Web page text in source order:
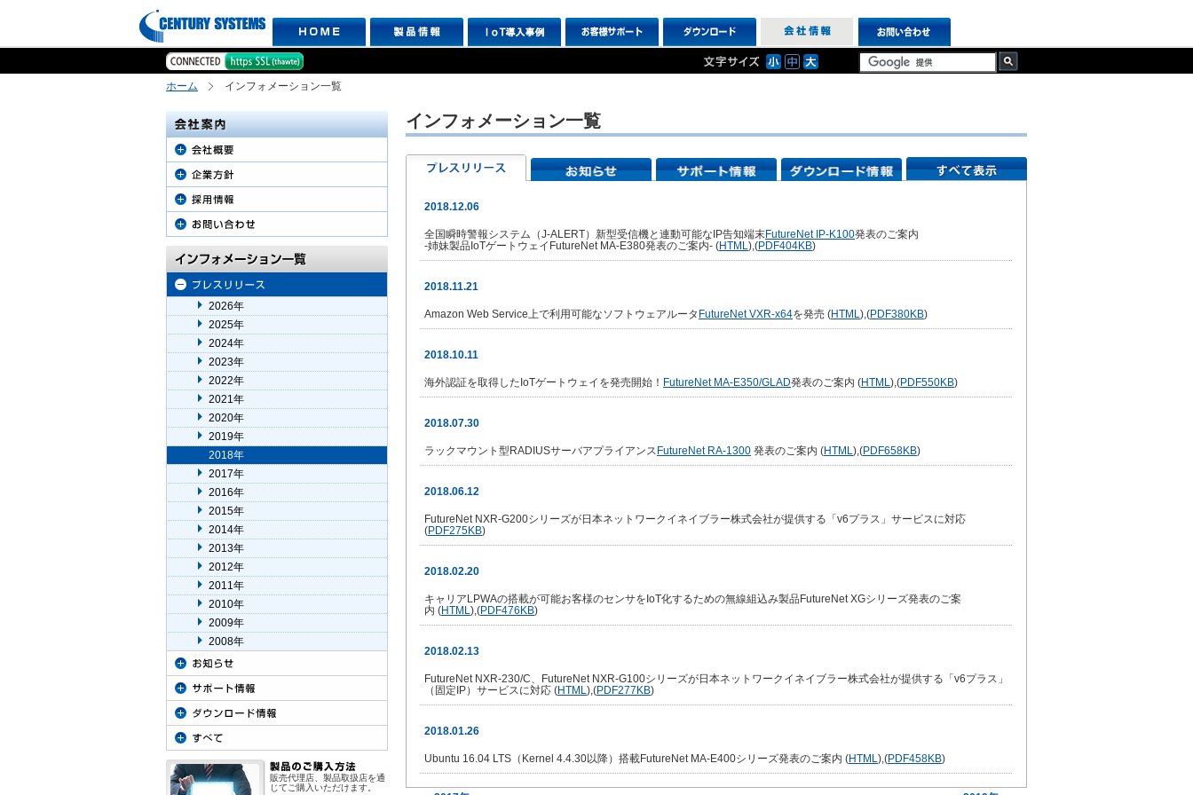
ホーム インフォメーション一覧
インフォメーション一覧
2018.12.06
全国瞬時警報システム（J-ALERT）新型受信機と連動可能なIP告知端末FutureNet IP-K100発表のご案内
-姉妹製品IoTゲートウェイFutureNet MA-E380発表のご案内- (HTML ),(PDF404KB)
2018.11.21
Amazon Web Service上で利用可能なソフトウェアルータ FutureNet VXR-x64を発売 (HTML ),(PDF380KB)
2018.10.11
海外認証を取得したIoTゲートウェイを発売開始！ FutureNet MA-E350/GLAD発表のご案内 (HTML ),(PDF550KB)
2018.07.30
ラックマウント型RADIUSサーバアプライアンス FutureNet RA-1300 発表のご案内 (HTML ),(PDF658KB)
2018.06.12
FutureNet NXR-G200シリーズが日本ネットワークイネイブラー株式会社が提供する「v6プラス」サービスに対応
(PDF275KB)
2018.02.20
キャリアLPWAの搭載が可能お客様のセンサをIoT化するための無線組込み製品FutureNet XGシリーズ発表のご案
内 (HTML ),(PDF476KB)
2018.02.13
FutureNet NXR-230/C、FutureNet NXR-G100シリーズが日本ネットワークイネイブラー株式会社が提供する「v6プラス」
（固定IP）サービスに対応 (HTML ),(PDF277KB)
2018.01.26
Ubuntu 16.04 LTS（Kernel 4.4.30以降）搭載FutureNet MA-E400シリーズ発表のご案内 (HTML ),(PDF458KB)
2026年
2025年
2024年
2023年
2022年
2021年
2020年
2019年
2018年
2017年
2016年
2015年
2014年
2013年
2012年
2011年
2010年
2009年
2008年
販売代理店、製品取扱店を通
じてご購入いただけます。